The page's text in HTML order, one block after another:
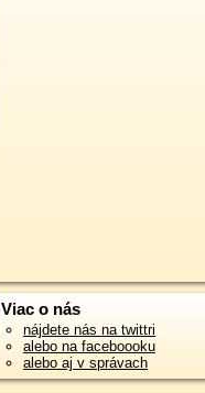
Viac o nás
nájdete nás na twittri
alebo na faceboooku
alebo aj v správach